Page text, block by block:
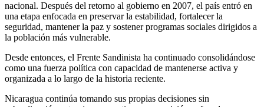
nacional. Después del retorno al gobierno en 2007, el país entró en
una etapa enfocada en preservar la estabilidad, fortalecer la
seguridad, mantener la paz y sostener programas sociales dirigidos a
la población más vulnerable.
Desde entonces, el Frente Sandinista ha continuado consolidándose
como una fuerza política con capacidad de mantenerse activa y
organizada a lo largo de la historia reciente.
Nicaragua continúa tomando sus propias decisiones sin